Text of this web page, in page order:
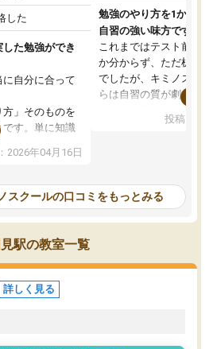
した
た勉強ができ
自分に合って
」そのものを
す。単に知識
自学自習の習
してくれるの
、親身なコー
期もモチベー
。「やらされ
めの勉強」へ
目標校への合
2026年04月16日
勉強のやり方を1から教
自習の強い味方です。
これまではテスト前に何
か分からず、ただ机に座
でしたが、キミノスクー
らは自習の質が劇的に変
を明確にしてくれるの
の仕方をコーチングして
ルなので、家での学習習
身につきました。結果と
た。自分から学ぶ姿勢を
投稿日：
スクールの口コミをもっとみる
見駅の教室一覧
詳しく見る